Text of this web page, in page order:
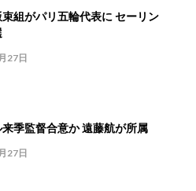
組がパリ五輪代表に セーリン
27日
来季監督合意か 遠藤航が所属
27日